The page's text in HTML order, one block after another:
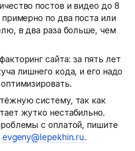
постов и видео до 8
по два поста или
в два раза больше, чем
сайта: за пять лет
лишнего кода, и его надо
систему, так как
жутко нестабильно.
с оплатой, пишите
evgeny@lepekhin.ru.